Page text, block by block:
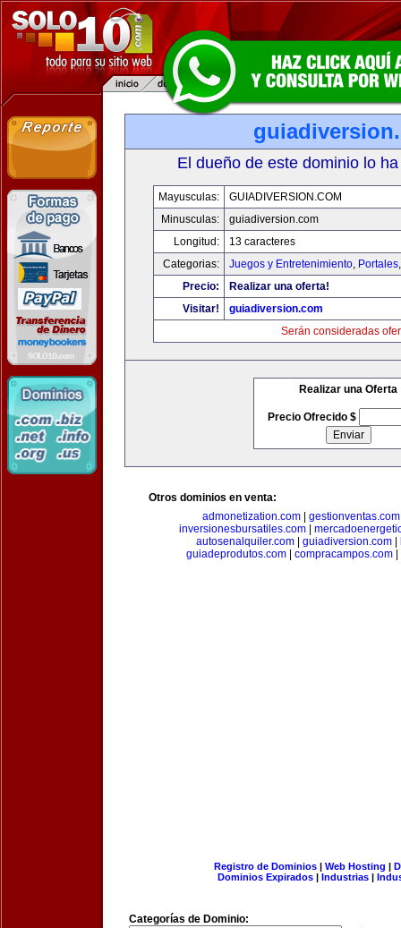
El dueño de este dominio lo
Mayusculas:
GUIADIVERSION.COM
Minusculas:
guiadiversion.com
Longitud:
13 caracteres
Categorias:
Juegos y Entretenimiento, Portales
Precio:
Realizar una oferta!
Visitar!
guiadiversion.com
Serán consideradas
Realizar una Oferta
Precio Ofrecido $
Otros dominios en venta:
admonetization.com| gestionventas.com
inversionesbursatiles.com|
autosenalquiler.com| guiadiversion.com|
guiadeprodutos.com| compracampos.com|
Registro de Dominios| Web Hosting |
Dominios Expirados | Industrias |
Categorías de Dominio: